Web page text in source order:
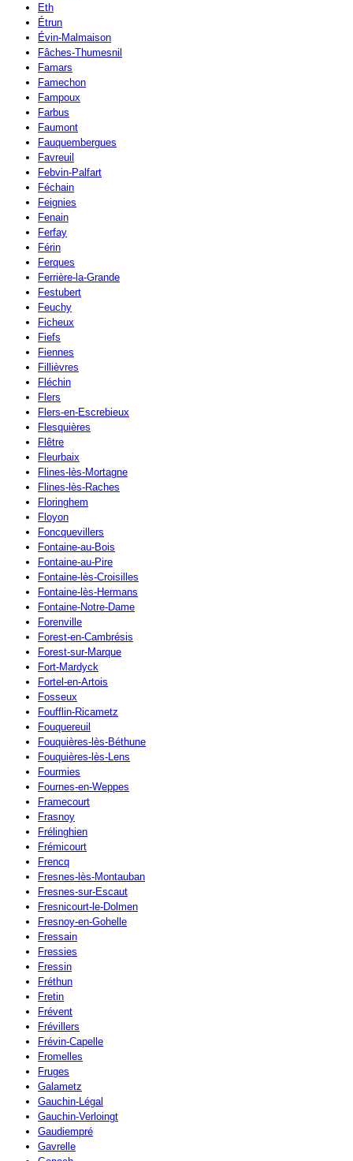
Eth
Étrun
Évin-Malmaison
Fâches-Thumesnil
Famars
Famechon
Fampoux
Farbus
Faumont
Fauquembergues
Favreuil
Febvin-Palfart
Féchain
Feignies
Fenain
Ferfay
Férin
Ferques
Ferrière-la-Grande
Festubert
Feuchy
Ficheux
Fiefs
Fiennes
Fillièvres
Fléchin
Flers
Flers-en-Escrebieux
Flesquières
Flêtre
Fleurbaix
Flines-lès-Mortagne
Flines-lès-Raches
Floringhem
Floyon
Foncquevillers
Fontaine-au-Bois
Fontaine-au-Pire
Fontaine-lès-Croisilles
Fontaine-lès-Hermans
Fontaine-Notre-Dame
Forenville
Forest-en-Cambrésis
Forest-sur-Marque
Fort-Mardyck
Fortel-en-Artois
Fosseux
Foufflin-Ricametz
Fouquereuil
Fouquières-lès-Béthune
Fouquières-lès-Lens
Fourmies
Fournes-en-Weppes
Framecourt
Frasnoy
Frélinghien
Frémicourt
Frencq
Fresnes-lès-Montauban
Fresnes-sur-Escaut
Fresnicourt-le-Dolmen
Fresnoy-en-Gohelle
Fressain
Fressies
Fressin
Fréthun
Fretin
Frévent
Frévillers
Frévin-Capelle
Fromelles
Fruges
Galametz
Gauchin-Légal
Gauchin-Verloingt
Gaudiempré
Gavrelle